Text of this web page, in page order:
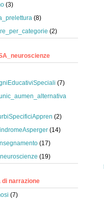
(3)
(8)
(2)
(7)
(2)
(14)
(17)
(19)
di narrazione
(7)